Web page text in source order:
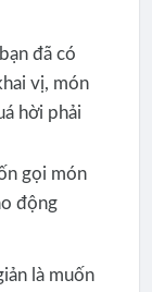
đã có
vị, món
hời phải
gọi món
động
là muốn